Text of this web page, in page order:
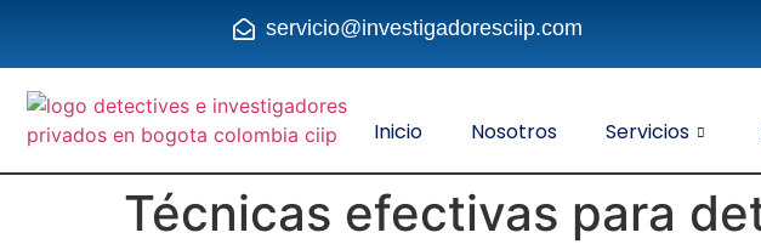
servicio@investigadoresciip.com
Inicio Nosotros Servicios
Técnicas efectivas para